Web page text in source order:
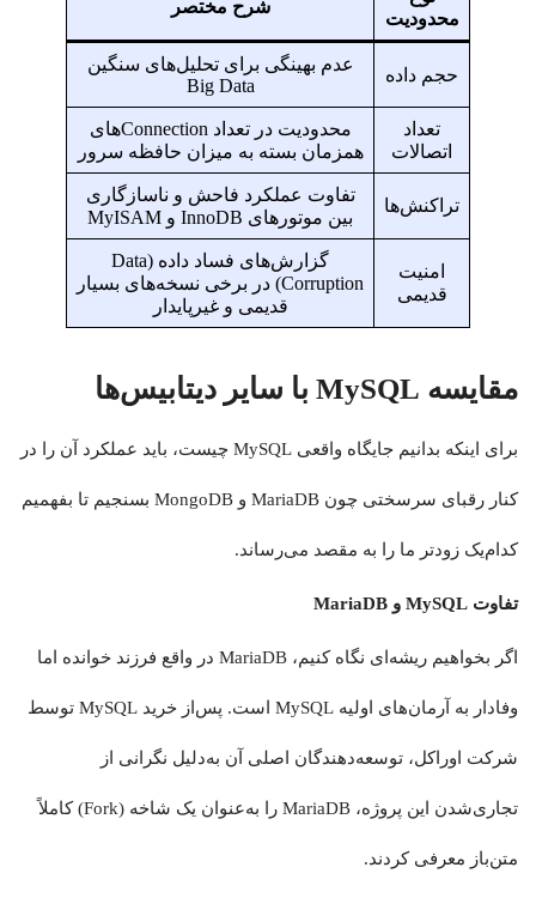
محدودیت
شرح مختصر
حجم داده
عدم بهینگی برای تحلیل‌های سنگین
Big Data
تعداد
اتصالات
محدودیت در تعداد Connectionهای
همزمان بسته به میزان حافظه سرور
تراکنش‌ها
تفاوت عملکرد فاحش و ناسازگاری
بین موتورهای InnoDB و MyISAM
امنیت
قدیمی
گزارش‌های فساد داده (Data
Corruption) در برخی نسخه‌های بسیار
قدیمی و غیرپایدار
مقایسه MySQL با سایر دیتابیس‌ها
برای اینکه بدانیم جایگاه واقعی MySQL چیست، باید عملکرد آن را در
کنار رقبای سرسختی چون MariaDB و MongoDB بسنجیم تا بفهمیم
کدام‌یک زودتر ما را به مقصد می‌رساند.
تفاوت MySQL و MariaDB
اگر بخواهیم ریشه‌ای نگاه کنیم، MariaDB در واقع فرزند خوانده اما
وفادار به آرمان‌های اولیه MySQL است. پس‌از خرید MySQL توسط
شرکت اوراکل، توسعه‌دهندگان اصلی آن به‌دلیل نگرانی از
تجاری‌شدن این پروژه، MariaDB را به‌عنوان یک شاخه (Fork) کاملاً
متن‌باز معرفی کردند.